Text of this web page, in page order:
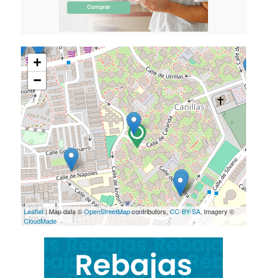
+
−
100 m
500 ft
Leaflet| Map data ©OpenStreetMapcontributors, CC-BY-SA, Imagery ©
CloudMade